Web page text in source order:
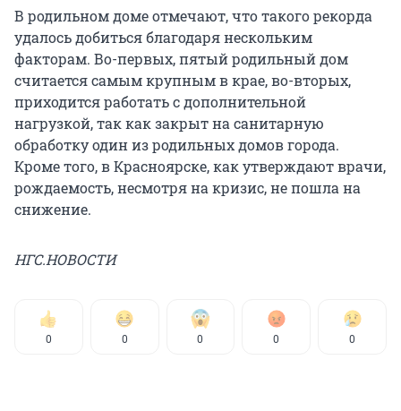
В родильном доме отмечают, что такого рекорда
удалось добиться благодаря нескольким
факторам. Во-первых, пятый родильный дом
считается самым крупным в крае, во-вторых,
приходится работать с дополнительной
нагрузкой, так как закрыт на санитарную
обработку один из родильных домов города.
Кроме того, в Красноярске, как утверждают врачи,
рождаемость, несмотря на кризис, не пошла на
снижение.
НГС.НОВОСТИ
0 0 0 0 0